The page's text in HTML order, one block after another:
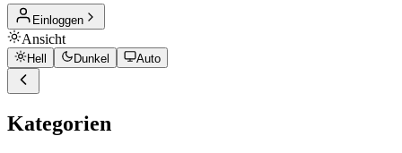
Einloggen
Ansicht
Hell Dunkel Auto
Kategorien